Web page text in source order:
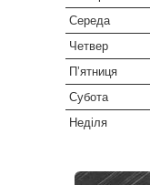
Середа
Четвер
Пʼятниця
Субота
Неділя